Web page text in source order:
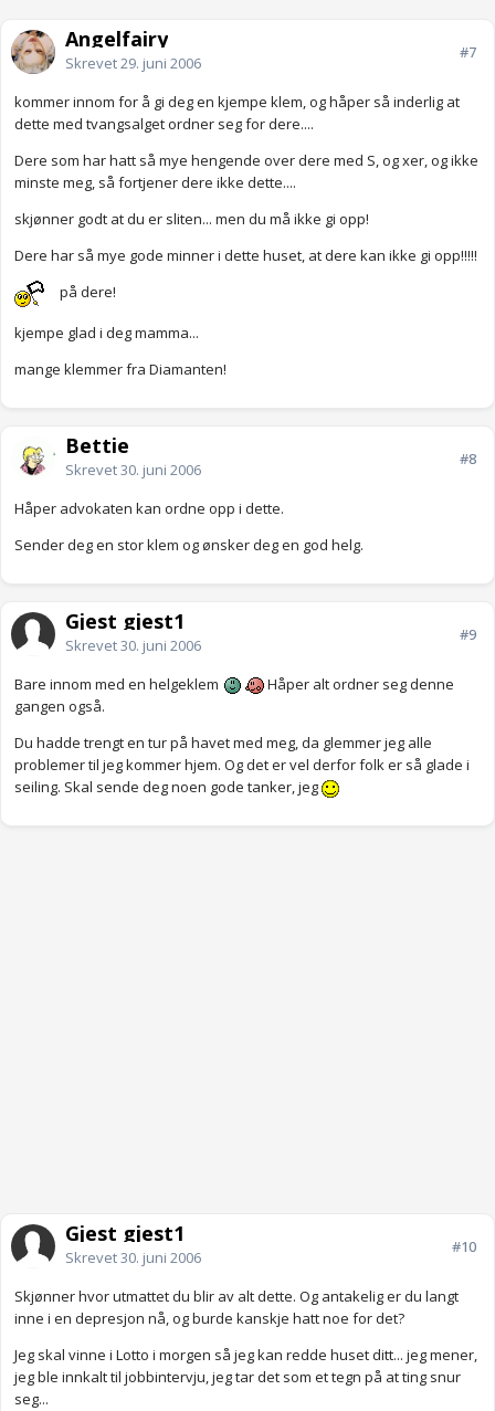
Angelfairy
Skrevet29. juni 2006
#7
kommer innom for å gi deg en kjempe klem, og håper så inderlig at
dette med tvangsalget ordner seg for dere....
Dere som har hatt så mye hengende over dere med S, og xer, og ikke
minste meg, så fortjener dere ikke dette....
skjønner godt at du er sliten... men du må ikke gi opp!
Dere har så mye gode minner i dette huset, at dere kan ikke gi opp!!!!!
på dere!
kjempe glad i deg mamma...
mange klemmer fra Diamanten!
Bettie
Skrevet30. juni 2006
#8
Håper advokaten kan ordne opp i dette.
Sender deg en stor klem og ønsker deg en god helg.
Gjest gjest1
Skrevet30. juni 2006
#9
Bare innom med en helgeklem
Håper alt ordner seg denne
gangen også.
Du hadde trengt en tur på havet med meg, da glemmer jeg alle
problemer til jeg kommer hjem. Og det er vel derfor folk er så glade i
seiling. Skal sende deg noen gode tanker, jeg
Gjest gjest1
Skrevet30. juni 2006
#10
Skjønner hvor utmattet du blir av alt dette. Og antakelig er du langt
inne i en depresjon nå, og burde kanskje hatt noe for det?
Jeg skal vinne i Lotto i morgen så jeg kan redde huset ditt... jeg mener,
jeg ble innkalt til jobbintervju, jeg tar det som et tegn på at ting snur
seg...